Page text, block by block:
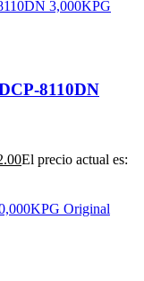
8110DN
El precio actual es: